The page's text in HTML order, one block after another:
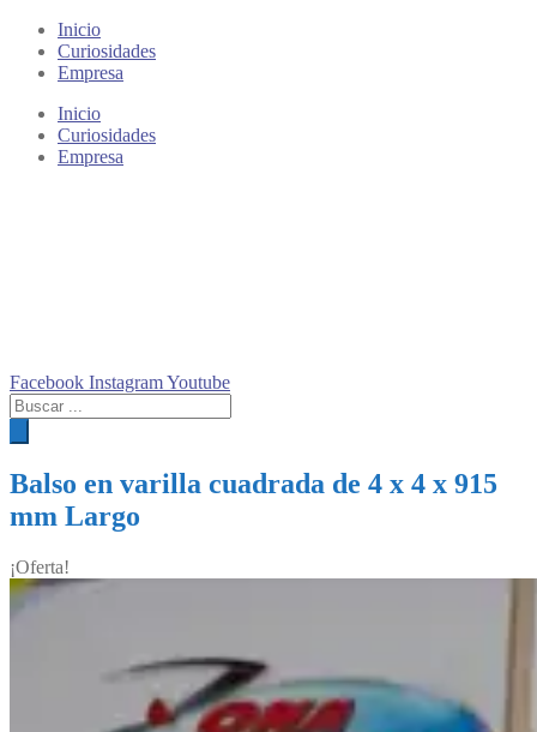
Inicio
Curiosidades
Empresa
Inicio
Curiosidades
Empresa
Facebook InstagramYoutube
Búsqueda
de
productos
Balso en varilla cuadrada de 4 x 4 x 915
mm Largo
¡Oferta!